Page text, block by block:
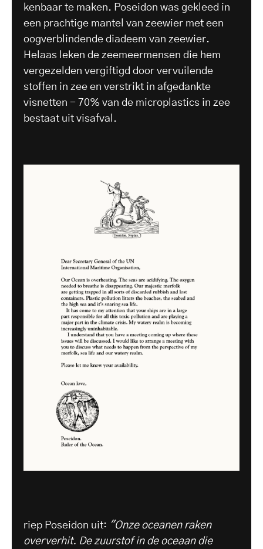
kenbaar te maken. Poseidon was gekleed in
een prachtige mantel van zeewier met een
oogverblindende diadeem van zeewier.
Helaas leken de zeemeermensen die hem
vergezelden vergiftigd door vervuilende
stoffen in zee en verstrikt in afgedankte
visnetten - 70% van de microplastics in zee
bestaat uit visafval.
riep Poseidon uit: "Onze oceanen raken
oververhit. De zuurstof in de oceaan die